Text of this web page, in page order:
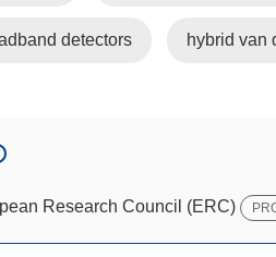
detectors hybrid van
Research Council (ERC)